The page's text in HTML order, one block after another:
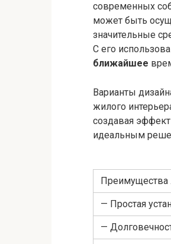
современных
может быть
значительные
С его
ближайшее
Варианты
жилого
создавая
идеальным
Преимущества
— Простая
—